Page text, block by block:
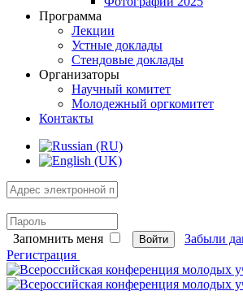
Программа
Лекции
Устные доклады
Стендовые доклады
Организаторы
Научный комитет
Молодежный оргкомитет
Контакты
Запомнить меня Войти
Забыли
Регистрация